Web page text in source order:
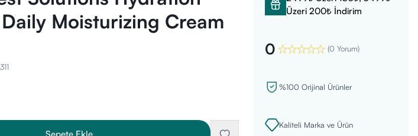
Moisturizing Cream
Üzeri 200₺ İndirim
0 (0 Yorum)
%100 Orijinal Ürünler
Kaliteli Marka ve Ürün